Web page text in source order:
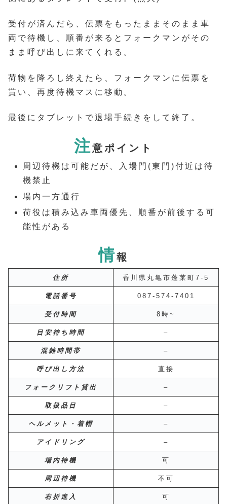
受付が済んだら、伝票をもったままそのまま車
両で待機し、順番が来るとフォークマンがその
まま呼び出しに来てくれる。
荷物を降ろし終えたら、フォークマンに伝票を
貰い、再度待機マスに移動。
最後にタブレットで退場手続きをして終了。
注意ポイント
周辺待機は可能だが、入場門(東門)付近は待
機禁止
場内一方通行
荷役は積み込み車両優先、順番が前後する可
能性がある
情報
住所 香川県丸亀市蓬莱町7-5
電話番号 087-574-7401
受付時間 8時~
目安待ち時間 –
混雑時間帯 –
呼び出し方法 直接
フォークリフト貸出 –
取扱品目 –
ヘルメット・着帽 –
アイドリング –
場内待機 可
周辺待機 不可
右折進入 可